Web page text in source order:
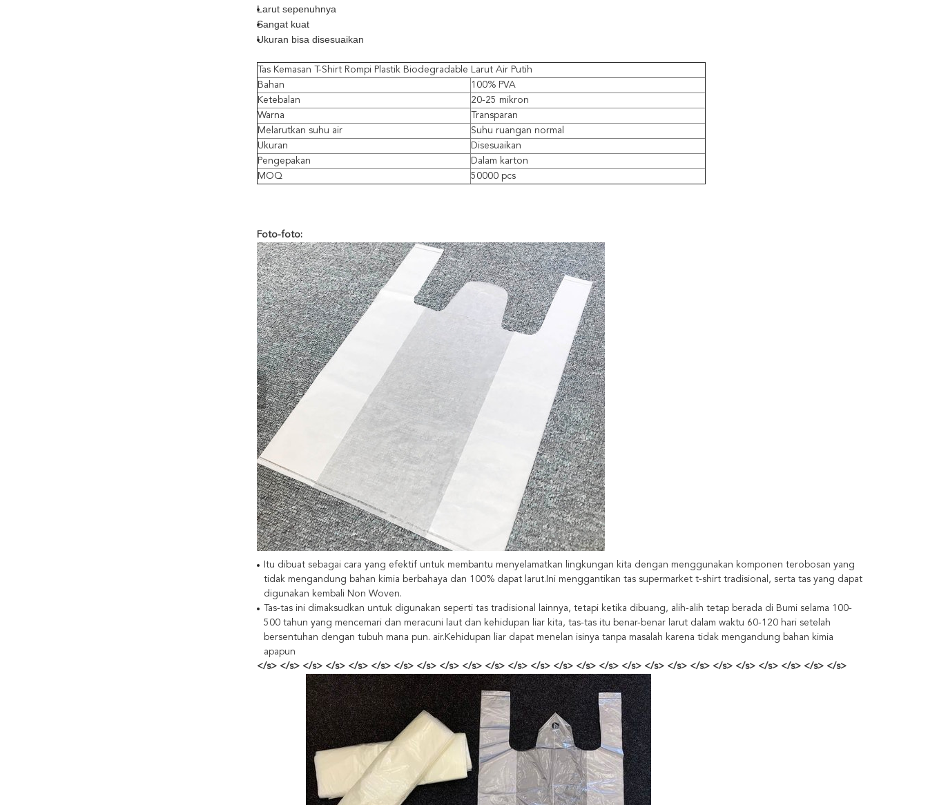
Larut sepenuhnya
Sangat kuat
Ukuran bisa disesuaikan
Tas Kemasan T-Shirt Rompi Plastik Biodegradable Larut Air Putih
Bahan
100% PVA
Ketebalan
20-25 mikron
Warna
Transparan
Melarutkan suhu air
Suhu ruangan normal
Ukuran
Disesuaikan
Pengepakan
Dalam karton
MOQ
50000 pcs
Foto-foto:
Itu dibuat sebagai cara yang efektif untuk membantu menyelamatkan lingkungan kita dengan menggunakan komponen terobosan yang
tidak mengandung bahan kimia berbahaya dan 100% dapat larut.Ini menggantikan tas supermarket t-shirt tradisional, serta tas yang dapat
digunakan kembali Non Woven.
Tas-tas ini dimaksudkan untuk digunakan seperti tas tradisional lainnya, tetapi ketika dibuang, alih-alih tetap berada di Bumi selama 100-
500 tahun yang mencemari dan meracuni laut dan kehidupan liar kita, tas-tas itu benar-benar larut dalam waktu 60-120 hari setelah
bersentuhan dengan tubuh mana pun. air.Kehidupan liar dapat menelan isinya tanpa masalah karena tidak mengandung bahan kimia
apapun
</s> </s> </s> </s> </s> </s> </s> </s> </s> </s> </s> </s> </s> </s> </s> </s> </s> </s> </s> </s> </s> </s> </s> </s> </s> </s>